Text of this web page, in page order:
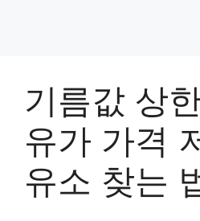
기름값 상
유가 가격
유소 찾는